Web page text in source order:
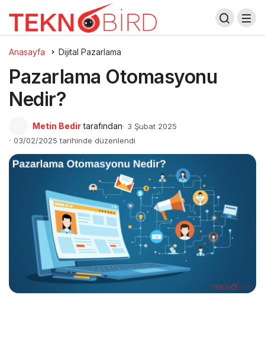
Anasayfa Dijital Pazarlama
Pazarlama Otomasyonu
Nedir?
Metin Bedir tarafından
3 Şubat 2025
03/02/2025 tarihinde düzenlendi